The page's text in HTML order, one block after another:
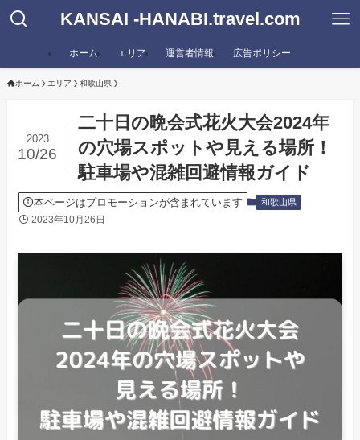
KANSAI -HANABI.travel.com
ホーム エリア 運営者情報 広告ポリシー
ホーム エリア 和歌山県
二十日の晩会式花火大会2024年
の穴場スポットや見える場所！
駐車場や混雑回避情報ガイド
2023
10/26
本ページはプロモーションが含まれています 和歌山県
2023年10月26日